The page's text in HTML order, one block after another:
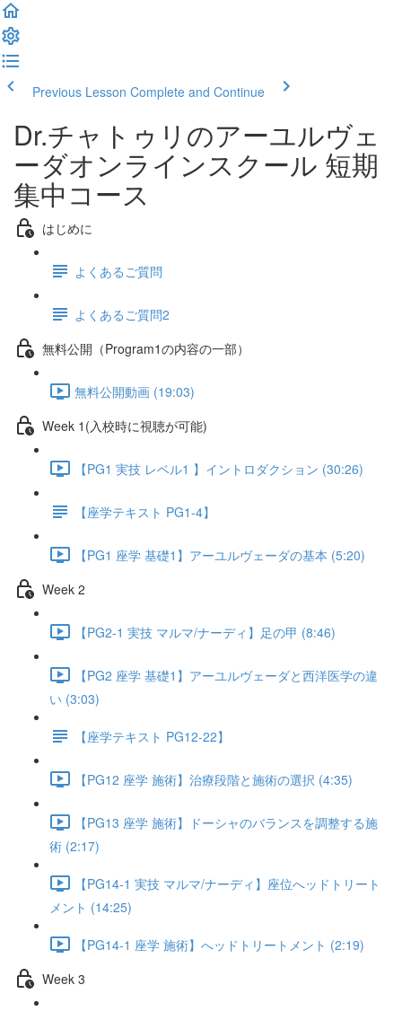
Previous Lesson Complete and Continue
Dr.チャトゥリのアーユルヴェ
ーダオンラインスクール 短期
集中コース
はじめに
よくあるご質問
よくあるご質問2
無料公開（Program1の内容の一部）
無料公開動画 (19:03)
Week 1(入校時に視聴が可能)
【PG1 実技 レベル1 】イントロダクション (30:26)
【座学テキスト PG1-4】
【PG1 座学 基礎1】アーユルヴェーダの基本 (5:20)
Week 2
【PG2-1 実技 マルマ/ナーディ】足の甲 (8:46)
【PG2 座学 基礎1】アーユルヴェーダと西洋医学の違
い (3:03)
【座学テキスト PG12-22】
【PG12 座学 施術】治療段階と施術の選択 (4:35)
【PG13 座学 施術】ドーシャのバランスを調整する施
術 (2:17)
【PG14-1 実技 マルマ/ナーディ】座位へッドトリート
メント (14:25)
【PG14-1 座学 施術】へッドトリートメント (2:19)
Week 3